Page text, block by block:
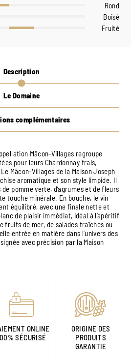
Rond
Boisé
Fruité
Description
Le Domaine
complémentaires
Mâcon-Villages regroupe
pour leurs Chardonnay frais,
Mâcon-Villages de la Maison Joseph
aromatique et son style limpide. Il
pomme verte, d’agrumes et de fleurs
touche minérale. En bouche, le vin
équilibré, avec une finale nette et
de plaisir immédiat, idéal à l’apéritif
fruits de mer, de salades fraîches ou
entrée en matière dans l’univers des
avec précision par la Maison
ONLINE
SÉCURISÉ
ORIGINE DES
PRODUITS
GARANTIE